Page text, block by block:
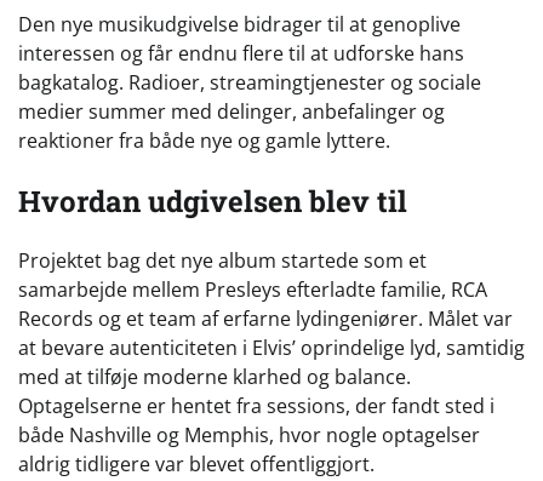
Den nye musikudgivelse bidrager til at genoplive
interessen og får endnu flere til at udforske hans
bagkatalog. Radioer, streamingtjenester og sociale
medier summer med delinger, anbefalinger og
reaktioner fra både nye og gamle lyttere.
Hvordan udgivelsen blev til
Projektet bag det nye album startede som et
samarbejde mellem Presleys efterladte familie, RCA
Records og et team af erfarne lydingeniører. Målet var
at bevare autenticiteten i Elvis’ oprindelige lyd, samtidig
med at tilføje moderne klarhed og balance.
Optagelserne er hentet fra sessions, der fandt sted i
både Nashville og Memphis, hvor nogle optagelser
aldrig tidligere var blevet offentliggjort.